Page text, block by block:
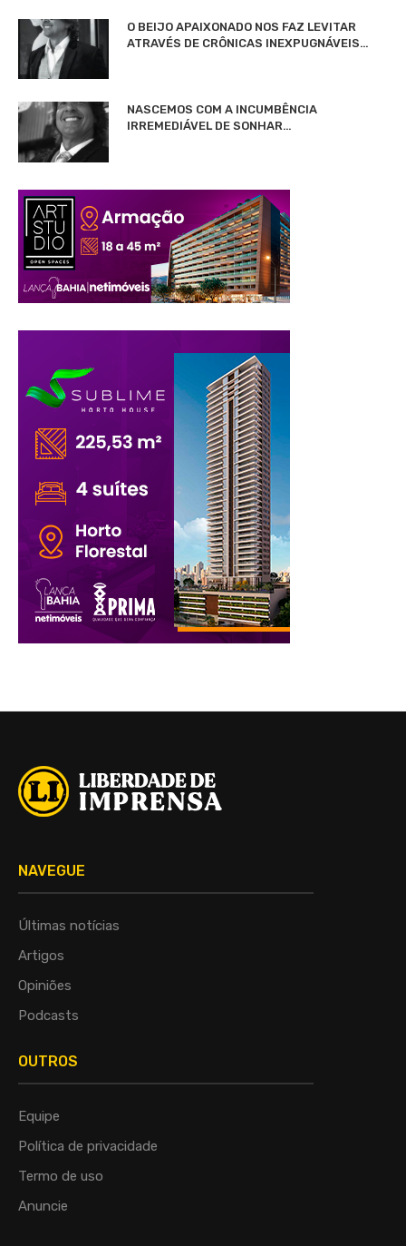
O BEIJO APAIXONADO NOS FAZ LEVITAR
ATRAVÉS DE CRÔNICAS INEXPUGNÁVEIS…
NASCEMOS COM A INCUMBÊNCIA
IRREMEDIÁVEL DE SONHAR…
NAVEGUE
Últimas notícias
Artigos
Opiniões
Podcasts
OUTROS
Equipe
Política de privacidade
Termo de uso
Anuncie